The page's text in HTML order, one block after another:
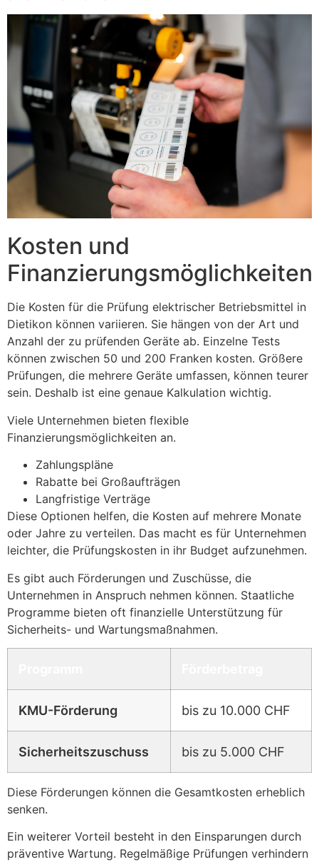
Kosten und
Finanzierungsmöglichkeiten
Die Kosten für die Prüfung elektrischer Betriebsmittel in
Dietikon können variieren. Sie hängen von der Art und
Anzahl der zu prüfenden Geräte ab. Einzelne Tests
können zwischen 50 und 200 Franken kosten. Größere
Prüfungen, die mehrere Geräte umfassen, können teurer
sein. Deshalb ist eine genaue Kalkulation wichtig.
Viele Unternehmen bieten flexible
Finanzierungsmöglichkeiten an.
Zahlungspläne
Rabatte bei Großaufträgen
Langfristige Verträge
Diese Optionen helfen, die Kosten auf mehrere Monate
oder Jahre zu verteilen. Das macht es für Unternehmen
leichter, die Prüfungskosten in ihr Budget aufzunehmen.
Es gibt auch Förderungen und Zuschüsse, die
Unternehmen in Anspruch nehmen können. Staatliche
Programme bieten oft finanzielle Unterstützung für
Sicherheits- und Wartungsmaßnahmen.
KMU-Förderung bis zu 10.000 CHF
Sicherheitszuschuss bis zu 5.000 CHF
Diese Förderungen können die Gesamtkosten erheblich
senken.
Ein weiterer Vorteil besteht in den Einsparungen durch
präventive Wartung. Regelmäßige Prüfungen verhindern